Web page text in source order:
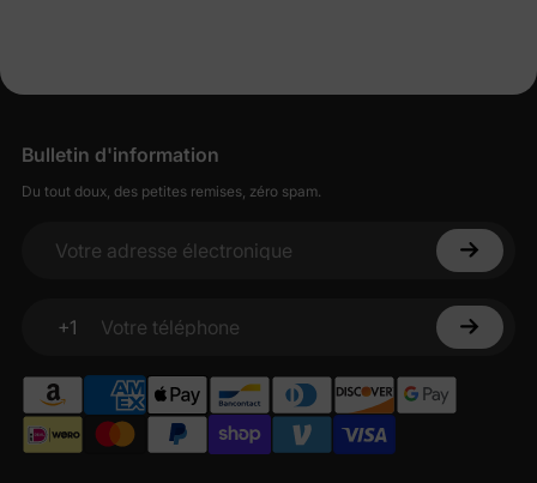
Bulletin d'information
Du tout doux, des petites remises, zéro spam.
Votre adresse électronique
+1
Votre téléphone